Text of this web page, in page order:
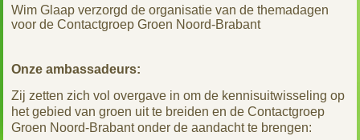
Wim Glaap verzorgd de organisatie van de themadagen
voor de Contactgroep Groen Noord-Brabant
Onze ambassadeurs:
Zij zetten zich vol overgave in om de kennisuitwisseling op
het gebied van groen uit te breiden en de Contactgroep
Groen Noord-Brabant onder de aandacht te brengen: